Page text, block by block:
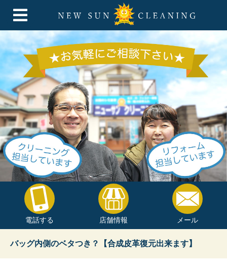
電話する 店舗情報 メール
バッグ内側のベタつき？【合成皮革復元出来ます】